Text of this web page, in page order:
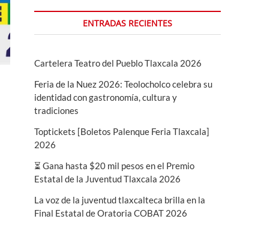
e
ENTRADAS RECIENTES
Cartelera Teatro del Pueblo Tlaxcala 2026
Feria de la Nuez 2026: Teolocholco celebra su
identidad con gastronomía, cultura y
tradiciones
Toptickets [Boletos Palenque Feria Tlaxcala]
2026
⏳ Gana hasta $20 mil pesos en el Premio
Estatal de la Juventud Tlaxcala 2026
La voz de la juventud tlaxcalteca brilla en la
Final Estatal de Oratoria COBAT 2026